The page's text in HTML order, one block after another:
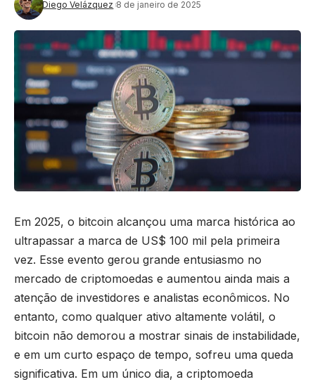
Diego Velázquez 8 de janeiro de 2025
Em 2025, o bitcoin alcançou uma marca histórica ao
ultrapassar a marca de US$ 100 mil pela primeira
vez. Esse evento gerou grande entusiasmo no
mercado de criptomoedas e aumentou ainda mais a
atenção de investidores e analistas econômicos. No
entanto, como qualquer ativo altamente volátil, o
bitcoin não demorou a mostrar sinais de instabilidade,
e em um curto espaço de tempo, sofreu uma queda
significativa. Em um único dia, a criptomoeda